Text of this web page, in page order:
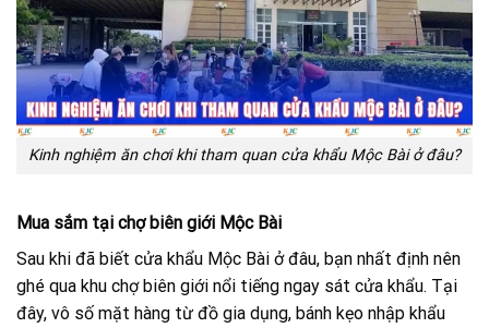
Kinh nghiệm ăn chơi khi tham quan cửa khẩu Mộc Bài ở đâu?
Mua sắm tại chợ biên giới Mộc Bài
Sau khi đã biết cửa khẩu Mộc Bài ở đâu, bạn nhất định nên
ghé qua khu chợ biên giới nổi tiếng ngay sát cửa khẩu. Tại
đây, vô số mặt hàng từ đồ gia dụng, bánh kẹo nhập khẩu